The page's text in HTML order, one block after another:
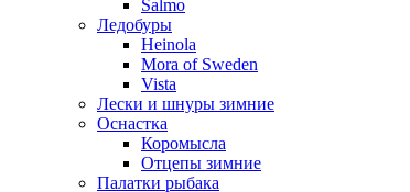
Salmo
Ледобуры
Heinola
Mora of Sweden
Vista
Лески и шнуры зимние
Оснастка
Коромысла
Отцепы зимние
Палатки рыбака